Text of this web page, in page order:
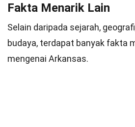
Fakta Menarik Lain
Selain daripada sejarah,
budaya, terdapat banyak fakta
mengenai Arkansas.